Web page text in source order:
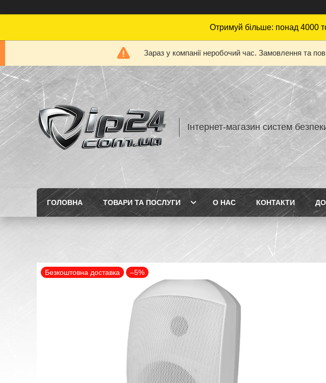
Отримуй більше: понад 4000
Зараз у компанії неробочий час. Замовлення та
Інтернет-магазин систем
ГОЛОВНА ТОВАРИ ТА ПОСЛУГИ О НАС КОНТАКТИ
Безкоштовна доставка –5%